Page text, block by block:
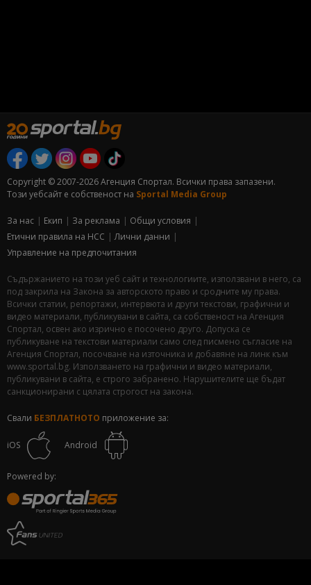
Copyright © 2007-2026 Агенция Спортал. Всички права запазени.
Този уебсайт е собственост на Sportal Media Group
За нас Екип За рекламa
Общи условия
Етични правила на НСС
Лични данни
Управление на предпочитания
Съдържанието на този уеб сайт и технологиите, използвани в него, са
под закрила на Закона за авторското право и сродните му права.
Всички статии, репортажи, интервюта и други текстови, графични и
видео материали, публикувани в сайта, са собственост на Агенция
Спортал, освен ако изрично е посочено друго. Допуска се
публикуване на текстови материали само след писмено съгласие на
Агенция Спортал, посочване на източника и добавяне на линк към
www.sportal.bg. Използването на графични и видео материали,
публикувани в сайта, е строго забранено. Нарушителите ще бъдат
санкционирани с цялата строгост на закона.
Свали БЕЗПЛАТНОТО приложение за:
iOS Android
Powered by: